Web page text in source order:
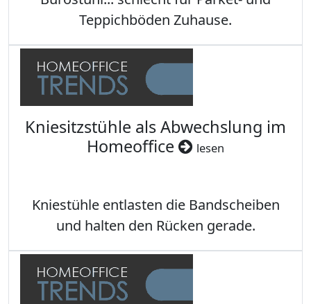
Teppichböden Zuhause.
Kniesitzstühle als Abwechslung im
Homeoffice
lesen
Kniestühle entlasten die Bandscheiben
und halten den Rücken gerade.